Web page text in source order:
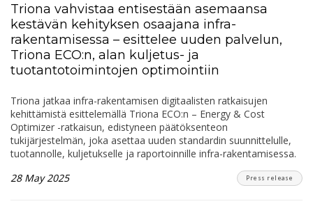
Triona vahvistaa entisestään asemaansa
kestävän kehityksen osaajana infra-
rakentamisessa – esittelee uuden palvelun,
Triona ECO:n, alan kuljetus- ja
tuotantotoimintojen optimointiin
Triona jatkaa infra-rakentamisen digitaalisten ratkaisujen
kehittämistä esittelemällä Triona ECO:n – Energy & Cost
Optimizer -ratkaisun, edistyneen päätöksenteon
tukijärjestelmän, joka asettaa uuden standardin suunnittelulle,
tuotannolle, kuljetukselle ja raportoinnille infra-rakentamisessa.
28 May 2025
Press release